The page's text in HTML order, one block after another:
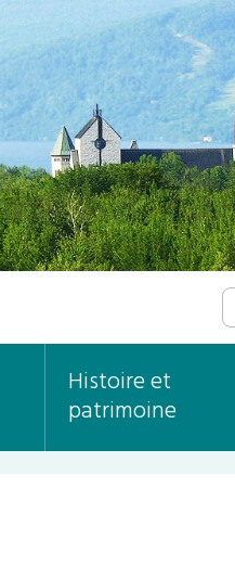
Histoire et
patrimoine